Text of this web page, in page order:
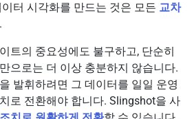
터 시각화를 만드는 것은 모든 교차
트의 중요성에도 불구하고, 단순히
으로는 더 이상 충분하지 않습니다.
발휘하려면 그 데이터를 일일 운영
로 전환해야 합니다. Slingshot을 사